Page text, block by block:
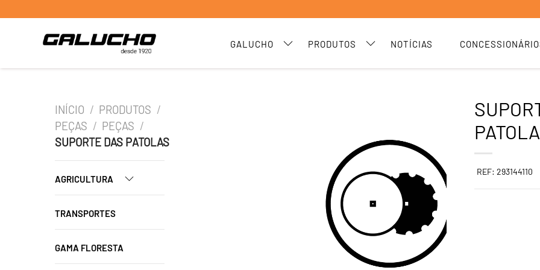
GALUCHO PRODUTOS NOTÍCIAS
INÍCIO / PRODUTOS /
PEÇAS / PEÇAS /
SUPORTE DAS PATOLAS
AGRICULTURA
TRANSPORTES
GAMA FLORESTA
REF: 293144110